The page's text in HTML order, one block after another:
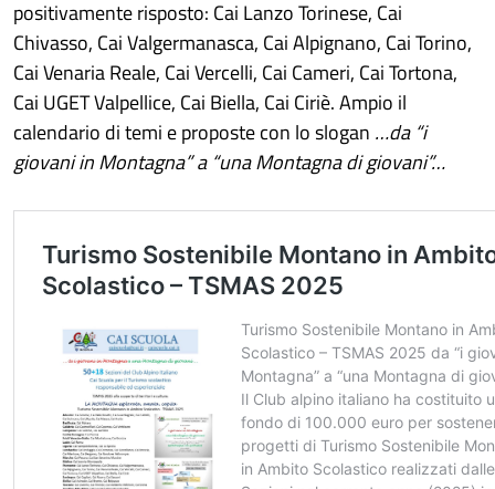
positivamente risposto: Cai Lanzo Torinese, Cai
Chivasso, Cai Valgermanasca, Cai Alpignano, Cai Torino,
Cai Venaria Reale, Cai Vercelli, Cai Cameri, Cai Tortona,
Cai UGET Valpellice, Cai Biella, Cai Ciriè. Ampio il
calendario di temi e proposte con lo slogan …da “i
giovani in Montagna” a “una Montagna di giovani”…